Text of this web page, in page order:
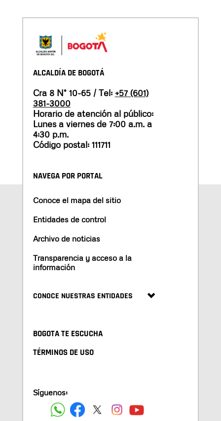
ALCALDÍA DE BOGOTÁ
Cra 8 N° 10-65 / Tel: +57 (601)
381-3000
Horario de atención al público:
Lunes a viernes de 7:00 a.m. a
4:30 p.m.
Código postal: 111711
NAVEGA POR PORTAL
Conoce el mapa del sitio
Entidades de control
Archivo de noticias
Transparencia y acceso a la
información
CONOCE NUESTRAS ENTIDADES
BOGOTA TE ESCUCHA
TÉRMINOS DE USO
Síguenos: